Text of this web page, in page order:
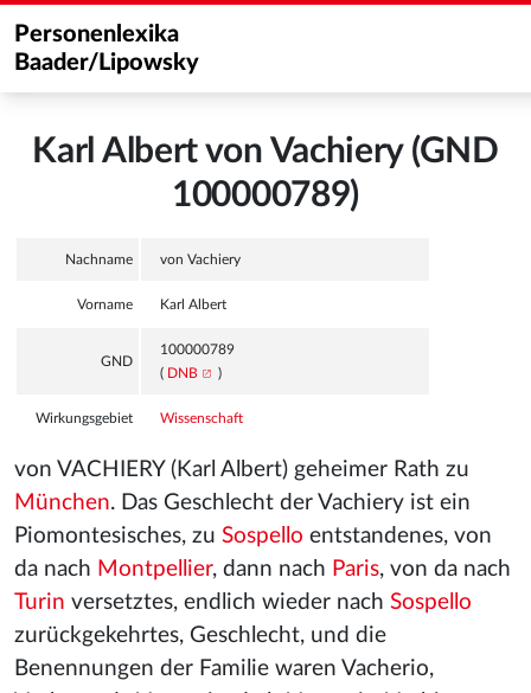
Personenlexika
Baader/Lipowsky
Karl Albert von Vachiery (GND
100000789)
Nachname von Vachiery
Vorname Karl Albert
GND
100000789
( DNB )
Wirkungsgebiet Wissenschaft
von VACHIERY (Karl Albert) geheimer Rath zu
München. Das Geschlecht der Vachiery ist ein
Piomontesisches, zu Sospello entstandenes, von
da nach Montpellier, dann nach Paris, von da nach
Turin versetztes, endlich wieder nach Sospello
zurückgekehrtes, Geschlecht, und die
Benennungen der Familie waren Vacherio,